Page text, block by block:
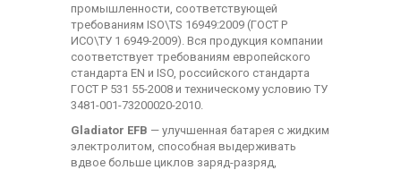
промышленности, соответствующей
требованиям ISO\TS 16949:2009 (ГОСТ Р
ИСО\ТУ 1 6949-2009). Вся продукция компании
соответствует требованиям европейского
стандарта EN и ISO, российского стандарта
ГОСТ Р 531 55-2008 и техническому условию ТУ
3481-001-73200020-2010.
Gladiator EFB — улучшенная батарея с жидким
электролитом, способная выдерживать
вдвое больше циклов заряд-разряд,